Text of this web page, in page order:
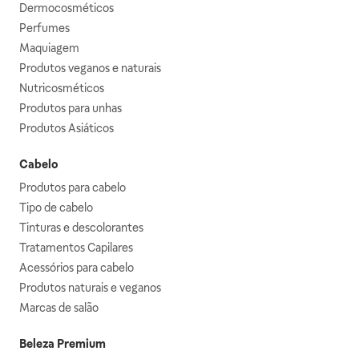
Dermocosméticos
Perfumes
Maquiagem
Produtos veganos e naturais
Nutricosméticos
Produtos para unhas
Produtos Asiáticos
Cabelo
Produtos para cabelo
Tipo de cabelo
Tinturas e descolorantes
Tratamentos Capilares
Acessórios para cabelo
Produtos naturais e veganos
Marcas de salão
Beleza Premium